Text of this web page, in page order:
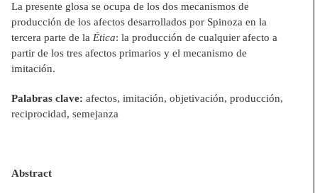
La presente glosa se ocupa de los dos mecanismos de
producción de los afectos desarrollados por Spinoza en la
tercera parte de la Ética: la producción de cualquier afecto a
partir de los tres afectos primarios y el mecanismo de
imitación.
Palabras clave: afectos, imitación, objetivación, producción,
reciprocidad, semejanza
Abstract